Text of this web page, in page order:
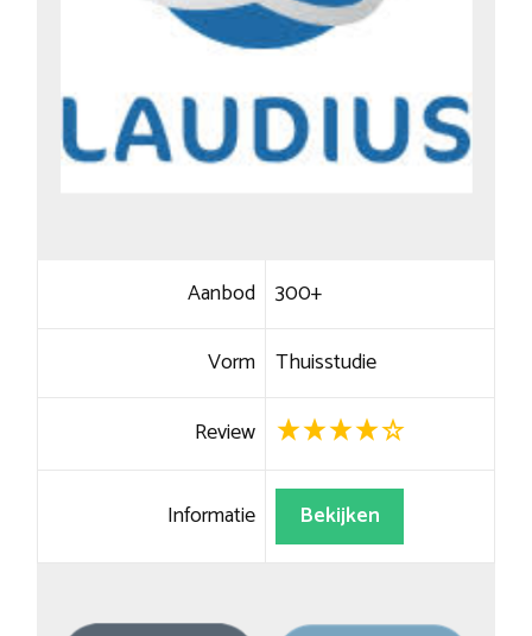
Aanbod 300+
Vorm Thuisstudie
Review
Informatie Bekijken